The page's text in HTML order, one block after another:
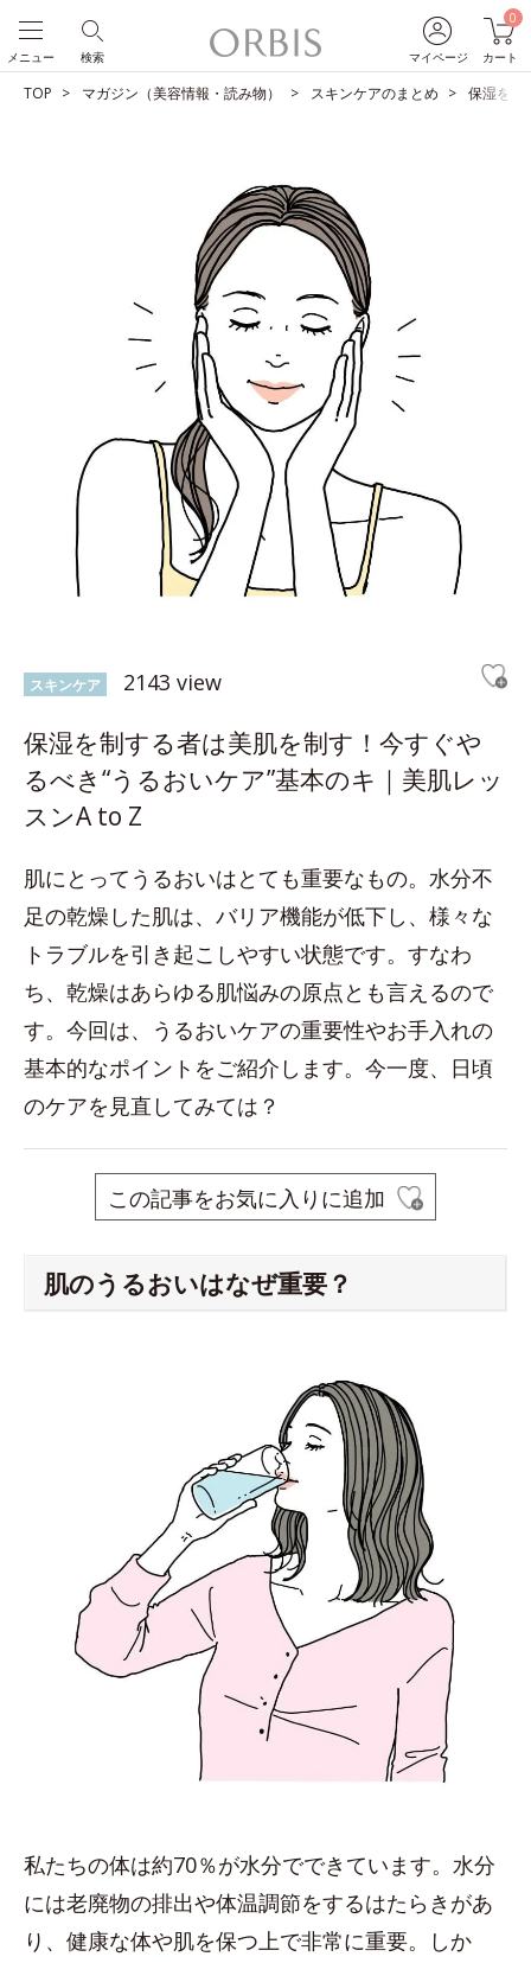
マイページ
0
カート
検索
メニュー
TOP マガジン（美容情報・読み物） スキンケアのまとめ 保湿を制
スキンケア 2143 view
保湿を制する者は美肌を制す！今すぐや
るべき“うるおいケア”基本のキ｜美肌レッ
スンA to Z
肌にとってうるおいはとても重要なもの。水分不
足の乾燥した肌は、バリア機能が低下し、様々な
トラブルを引き起こしやすい状態です。すなわ
ち、乾燥はあらゆる肌悩みの原点とも言えるので
す。今回は、うるおいケアの重要性やお手入れの
基本的なポイントをご紹介します。今一度、日頃
のケアを見直してみては？
この記事をお気に入りに追加
肌のうるおいはなぜ重要？
私たちの体は約70％が水分でできています。水分
には老廃物の排出や体温調節をするはたらきがあ
り、健康な体や肌を保つ上で非常に重要。しか